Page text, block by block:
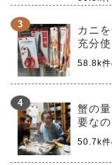
カニ
充分使
58.8k件
蟹の
要なの
50.7k件